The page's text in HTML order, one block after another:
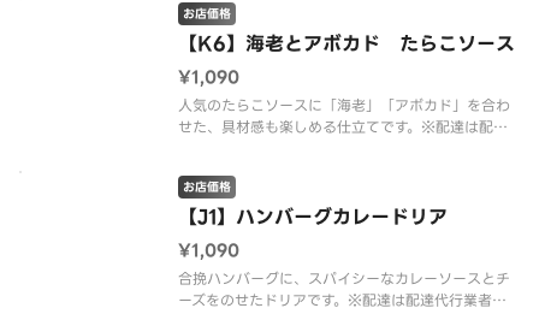
【K6】海老とアボカド たらこソース
お店価格
¥1,090
人気のたらこソースに「海老」「アボカド」を合わ
せた、具材感も楽しめる仕立てです。※配達は配達
レルゲン情報は、デニーズのホームページをご確認
ください。
【J1】ハンバーグカレードリア
お店価格
¥1,090
合挽ハンバーグに、スパイシーなカレーソースとチ
ーズをのせたドリアです。※配達は配達代行業者が